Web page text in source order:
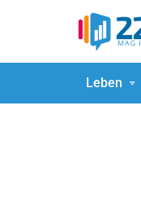
Leben